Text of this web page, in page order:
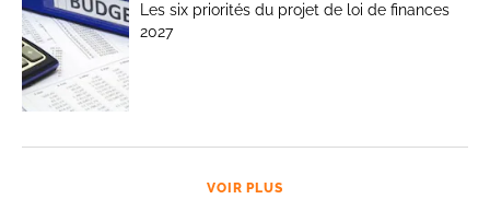
Les six priorités du projet de loi de finances
2027
VOIR PLUS